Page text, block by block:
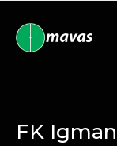
FK Igman